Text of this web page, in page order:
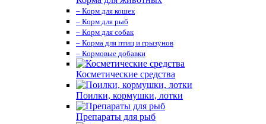
– Корм для кошек
– Корм для рыб
– Корм для собак
– Корма для птиц и грызунов
– Кормовые добавки
Косметические средства
Поилки, кормушки, лотки
Препараты для рыб